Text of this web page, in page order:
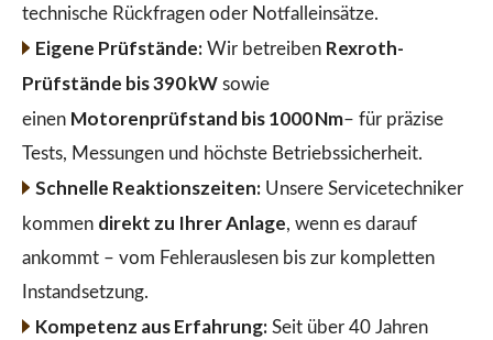
technische Rückfragen oder Notfalleinsätze.
Eigene Prüfstände:Wir betreiben Rexroth-
Prüfstände bis 390 kW sowie
einen Motorenprüfstand bis 1000 Nm– für präzise
Tests, Messungen und höchste Betriebssicherheit.
Schnelle Reaktionszeiten:Unsere Servicetechniker
kommen direkt zu Ihrer Anlage, wenn es darauf
ankommt – vom Fehlerauslesen bis zur kompletten
Instandsetzung.
Kompetenz aus Erfahrung:Seit über 40 Jahren